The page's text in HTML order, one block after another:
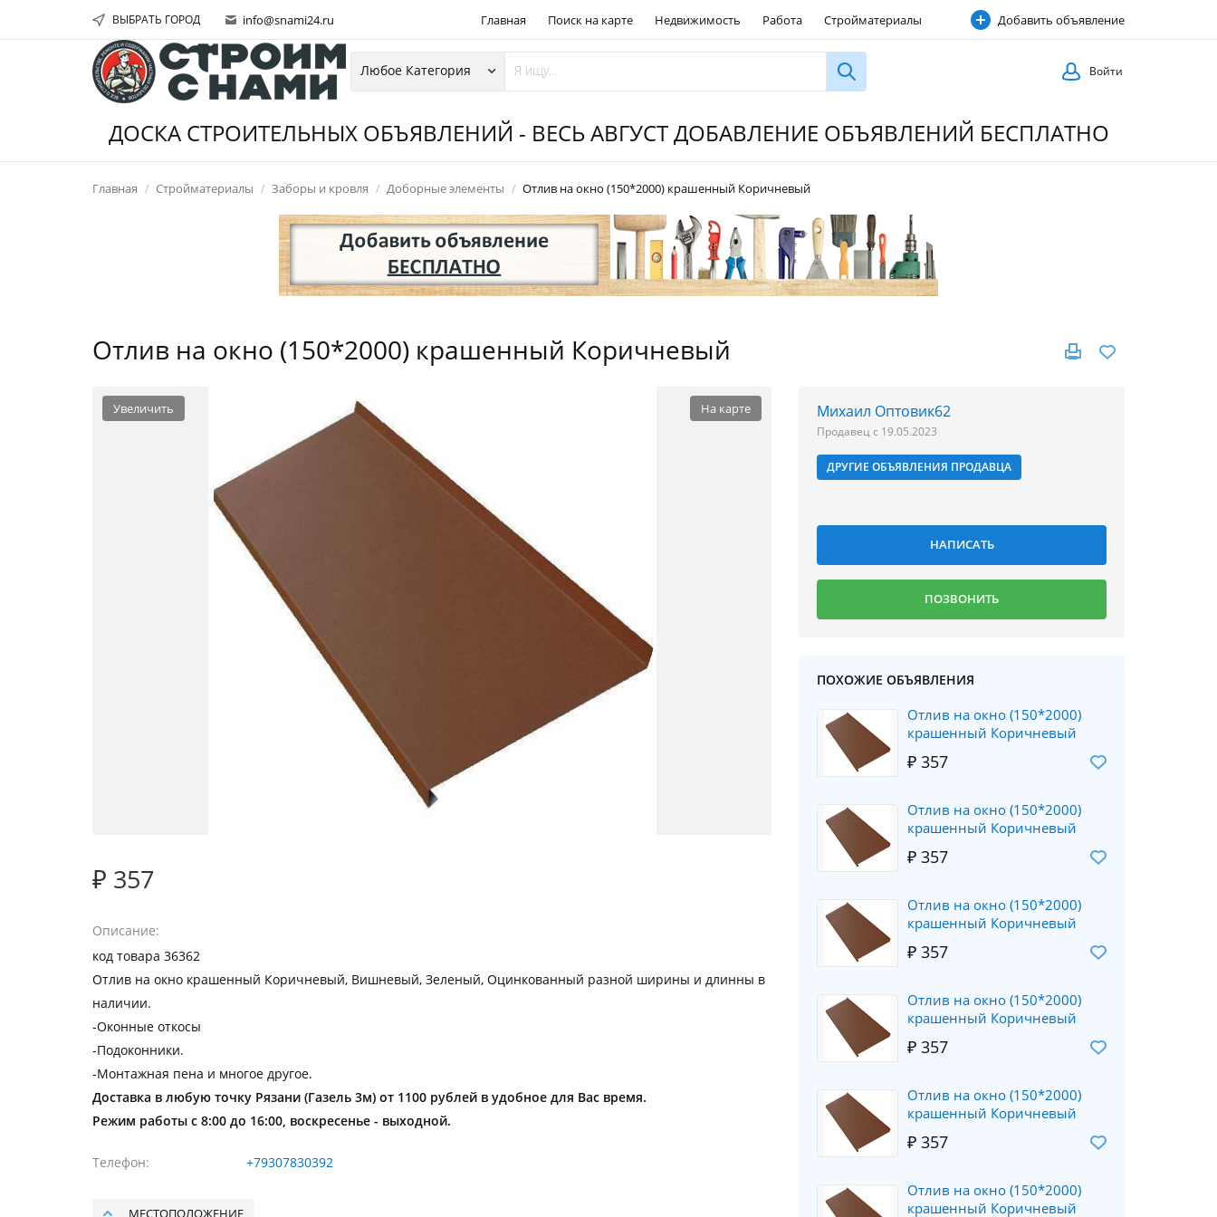
ВЫБРАТЬ ГОРОД info@snami24.ru Главная Поиск на карте Недвижимость Работа Стройматериалы
Строительные услуги
Добавить объявление
Войти
ДОСКА СТРОИТЕЛЬНЫХ ОБЪЯВЛЕНИЙ - ВЕСЬ АВГУСТ ДОБАВЛЕНИЕ ОБЪЯВЛЕНИЙ БЕСПЛАТНО
Главная Стройматериалы Заборы и кровля Доборные элементы Отлив на окно (150*2000) крашенный Коричневый
Отлив на окно (150*2000) крашенный Коричневый
Михаил Оптовик62
Продавец с 19.05.2023
ДРУГИЕ ОБЪЯВЛЕНИЯ ПРОДАВЦА
ПОХОЖИЕ ОБЪЯВЛЕНИЯ
Отлив на окно (150*2000)
крашенный Коричневый
₽ 357
Отлив на окно (150*2000)
крашенный Коричневый
₽ 357
Отлив на окно (150*2000)
крашенный Коричневый
₽ 357
Отлив на окно (150*2000)
крашенный Коричневый
₽ 357
Отлив на окно (150*2000)
крашенный Коричневый
₽ 357
Отлив на окно (150*2000)
крашенный Коричневый
Увеличить На карте
₽ 357
Описание
код товара 36362
Отлив на окно крашенный Коричневый, Вишневый, Зеленый, Оцинкованный разной ширины и длинны в
наличии.
-Оконные откосы
-Подоконники.
-Монтажная пена и многое другое.
Доставка в любую точку Рязани (Газель 3м) от 1100 рублей в удобное для Вас время.
Режим работы с 8:00 до 16:00, воскресенье - выходной.
Телефон +79307830392
МЕСТОПОЛОЖЕНИЕ